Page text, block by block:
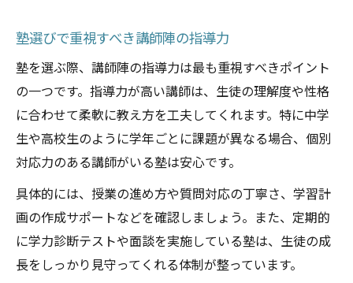
塾選びで重視すべき講師陣の指導力
塾を選ぶ際、講師陣の指導力は最も重視すべきポイント
の一つです。指導力が高い講師は、生徒の理解度や性格
に合わせて柔軟に教え方を工夫してくれます。特に中学
生や高校生のように学年ごとに課題が異なる場合、個別
対応力のある講師がいる塾は安心です。
具体的には、授業の進め方や質問対応の丁寧さ、学習計
画の作成サポートなどを確認しましょう。また、定期的
に学力診断テストや面談を実施している塾は、生徒の成
長をしっかり見守ってくれる体制が整っています。